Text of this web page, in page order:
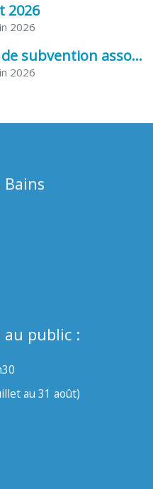
2026
2026
CERFA demande de subvention association
2026
Bains
au public :
au 31 août)